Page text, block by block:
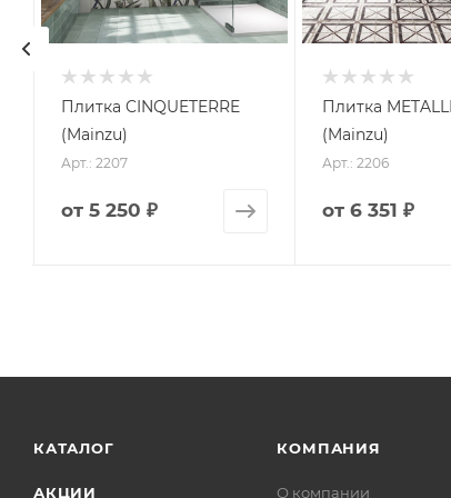
Плитка CINQUETERRE
(Mainzu)
Арт.: 2207
от 5 250 ₽
Плитка
(Mainzu)
Арт.: 2206
от 6 351 ₽
КАТАЛОГ
АКЦИИ
КОМПАНИЯ
О компании